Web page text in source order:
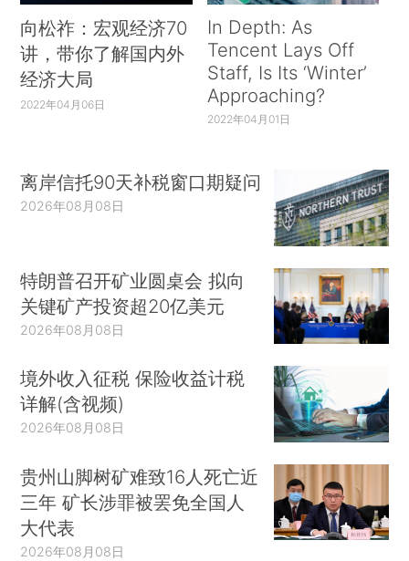
向松祚：宏观经济70
讲，带你了解国内外
经济大局
2022年04月06日
In Depth: As
Tencent Lays Off
Staff, Is Its ‘Winter’
Approaching?
2022年04月01日
离岸信托90天补税窗口期疑问
2026年08月08日
特朗普召开矿业圆桌会 拟向
关键矿产投资超20亿美元
2026年08月08日
境外收入征税 保险收益计税
详解(含视频)
2026年08月08日
贵州山脚树矿难致16人死亡近
三年 矿长涉罪被罢免全国人
大代表
2026年08月08日